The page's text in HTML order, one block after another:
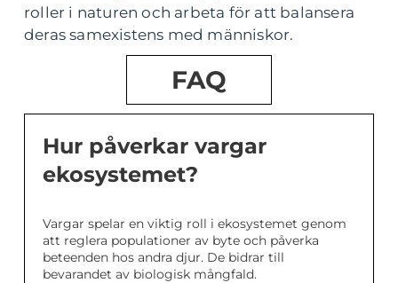
roller i naturen och arbeta för att balansera
deras samexistens med människor.
FAQ
Hur påverkar vargar
ekosystemet?
Vargar spelar en viktig roll i ekosystemet genom
att reglera populationer av byte och påverka
beteenden hos andra djur. De bidrar till
bevarandet av biologisk mångfald.